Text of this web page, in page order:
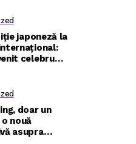
japoneză la
celebru
doar un
nouă
asupra